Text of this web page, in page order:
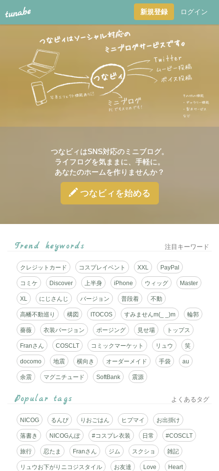
tuna.be 新規登録 ログイン
ル
対
応
☆
ミ
ニ
ブ
ロ
グ
サ
ー
ビ
ス
つなビィ はSNS対応のミニブログ。
ライフログを気ままに、手軽に。
あなたのホームを作りませんか？
つなビィ を始める
Trend keywords 注目キーワード
クレジットカード コスプレイベント XXL PayPal
コミケ Discover 上半身 iPhone ウィッグ Master
XL にじさんじ バージョン 普段着 不動
高幡不動巡り 構図 ITOCOS すみませんm(_ _)m 輪郭
薔薇 衣装バージョン ポージング 見せ場 トップス
Franさん COSCLT コミックマーケット リュウ 笑
docomo 地震 横向き オーダーメイド 手袋 au
余震 マグニチュード SoftBank 震源
Popular tags よくあるタグ
NICOG るんぴ りおごはん ヒプマイ お出掛け
落書き NICOGんぽ #コスプレ衣装 日常 #COSCLT
旅行 忍たま Franさん ジム スクショ 雑記
リュウお下がりニコジスタイル お友達 Love Heart